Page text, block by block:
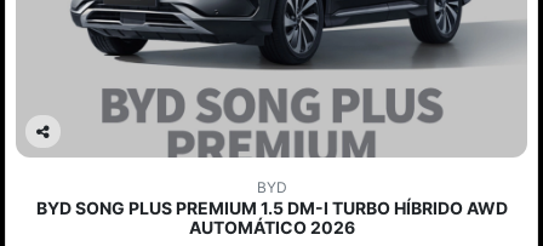
Co
lhe
BYD
BYD SONG PLUS PREMIUM 1.5 DM-I TURBO HÍBRIDO AWD
AUTOMÁTICO 2026